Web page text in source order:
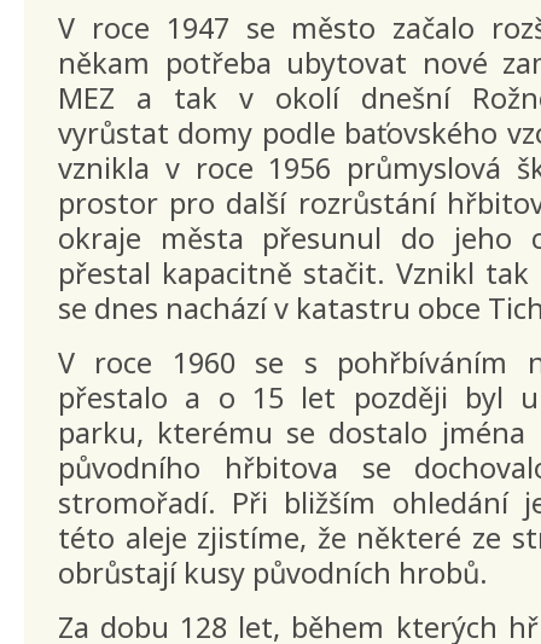
V roce 1947 se město začalo
někam potřeba ubytovat nové
MEZ a tak v okolí dnešní
vyrůstat domy podle baťovského
vznikla v roce 1956 průmyslová
prostor pro další rozrůstání
okraje města přesunul do jeho
přestal kapacitně stačit. Vznikl
se dnes nachází v katastru obce
V roce 1960 se s pohřbíváním
přestalo a o 15 let později byl
parku, kterému se dostalo jména
původního hřbitova se
stromořadí. Při bližším ohledání
této aleje zjistíme, že některé ze
obrůstají kusy původních hrobů.
Za dobu 128 let, během kterých